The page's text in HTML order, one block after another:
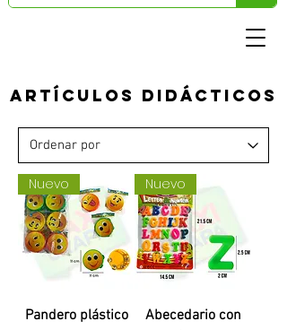
Artículos didácticos
Nuevo
Pandero plástico
Nuevo
Abecedario con